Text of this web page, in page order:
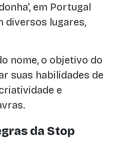
em Portugal
diversos lugares,
nome, o objetivo do
suas habilidades de
e
da Stop